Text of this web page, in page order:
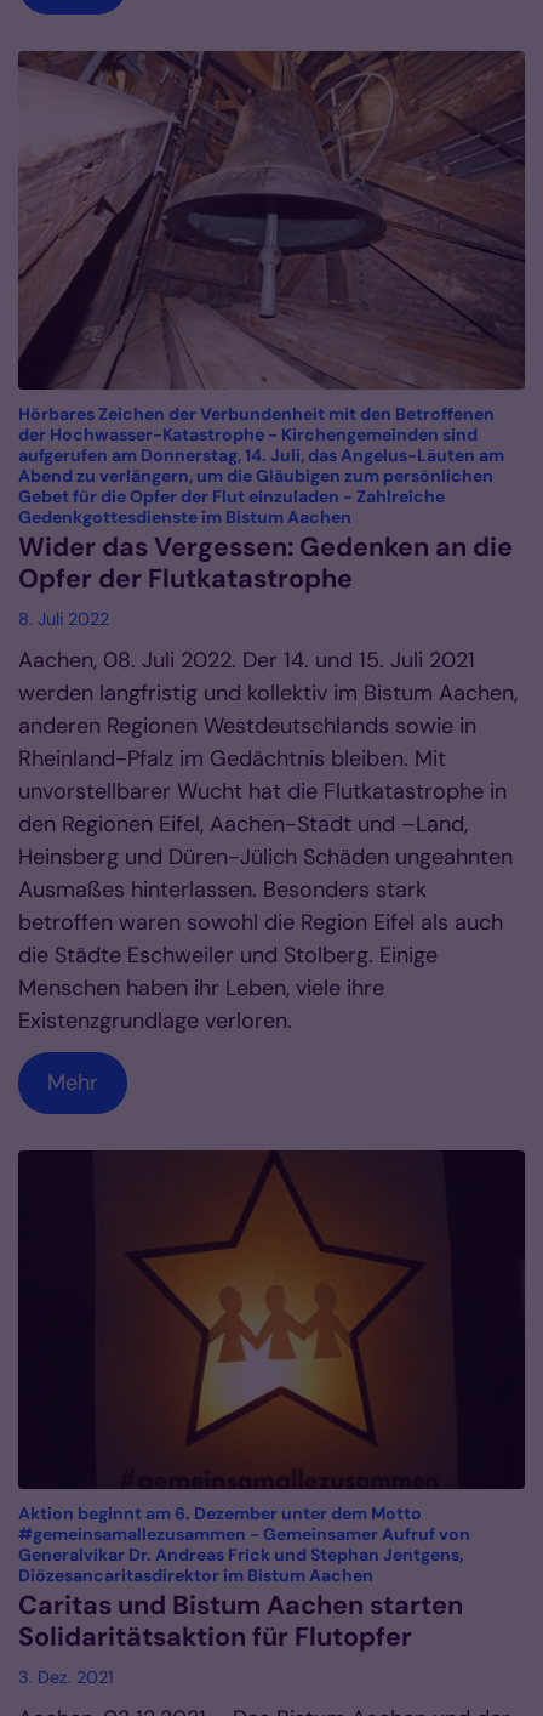
Hörbares Zeichen der Verbundenheit mit den Betroffenen
der Hochwasser-Katastrophe - Kirchengemeinden sind
aufgerufen am Donnerstag, 14. Juli, das Angelus-Läuten am
Abend zu verlängern, um die Gläubigen zum persönlichen
Gebet für die Opfer der Flut einzuladen - Zahlreiche
Gedenkgottesdienste im Bistum Aachen
Wider das Vergessen: Gedenken an die
Opfer der Flutkatastrophe
8. Juli 2022
Aachen, 08. Juli 2022. Der 14. und 15. Juli 2021
werden langfristig und kollektiv im Bistum Aachen,
anderen Regionen Westdeutschlands sowie in
Rheinland-Pfalz im Gedächtnis bleiben. Mit
unvorstellbarer Wucht hat die Flutkatastrophe in
den Regionen Eifel, Aachen-Stadt und –Land,
Heinsberg und Düren-Jülich Schäden ungeahnten
Ausmaßes hinterlassen. Besonders stark
betroffen waren sowohl die Region Eifel als auch
die Städte Eschweiler und Stolberg. Einige
Menschen haben ihr Leben, viele ihre
Existenzgrundlage verloren.
Mehr
Aktion beginnt am 6. Dezember unter dem Motto
#gemeinsamallezusammen - Gemeinsamer Aufruf von
Generalvikar Dr. Andreas Frick und Stephan Jentgens,
Diözesancaritasdirektor im Bistum Aachen
Caritas und Bistum Aachen starten
Solidaritätsaktion für Flutopfer
3. Dez. 2021